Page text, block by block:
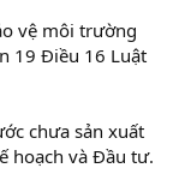
vệ môi trường
19 Điều 16 Luật
chưa sản xuất
hoạch và Đầu tư.